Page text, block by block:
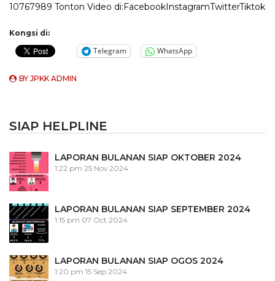
10767989 Tonton Video di:FacebookInstagramTwitterTiktok
Kongsi di:
Telegram WhatsApp
BYJPKK ADMIN
SIAP HELPLINE
LAPORAN BULANAN SIAP OKTOBER 2024
1:22 pm 25 Nov 2024
LAPORAN BULANAN SIAP SEPTEMBER 2024
1:15 pm 07 Oct 2024
LAPORAN BULANAN SIAP OGOS 2024
1:20 pm 15 Sep 2024